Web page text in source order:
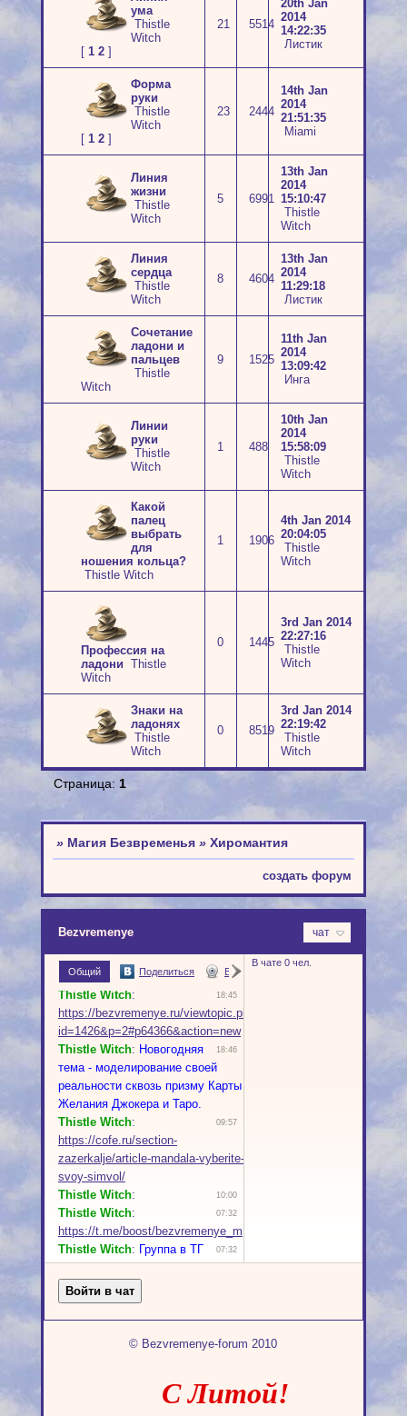
ума
Thistle
Witch
[ 1 2 ]
21 5514
20th Jan
2014
14:22:35
Листик
Форма
руки
Thistle
Witch
[ 1 2 ]
23 2444
14th Jan
2014
21:51:35
Miami
Линия
жизни
Thistle
Witch
5 6991
13th Jan
2014
15:10:47
Thistle
Witch
Линия
сердца
Thistle
Witch
8 4604
13th Jan
2014
11:29:18
Листик
Сочетание
ладони и
пальцев
Thistle
Witch
9 1525
11th Jan
2014
13:09:42
Инга
Линии
руки
Thistle
Witch
1 488
10th Jan
2014
15:58:09
Thistle
Witch
Какой
палец
выбрать
для
ношения кольца?
Thistle Witch
1 1906
4th Jan 2014
20:04:05
Thistle
Witch
Профессия на
ладони Thistle
Witch
0 1445
3rd Jan 2014
22:27:16
Thistle
Witch
Знаки на
ладонях
Thistle
Witch
0 8519
3rd Jan 2014
22:19:42
Thistle
Witch
Страница: 1
» Магия Безвременья » Хиромантия
создать форум
© Bezvremenye-forum 2010
С Литой!